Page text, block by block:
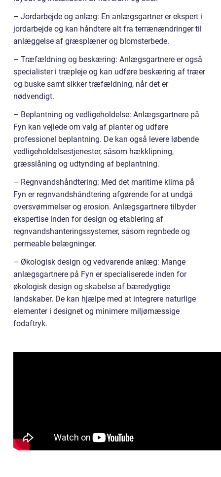
– Jordarbejde og anlæg: En anlægsgartner er ekspert i
jordarbejde og kan håndtere alt fra terrænændringer til
anlæggelse af græsplæner og blomsterbede.
– Træfældning og beskæring: Anlægsgartnere er også
specialister i træpleje og kan udføre beskæring af træer
og buske samt sikker træfældning, når det er
nødvendigt.
– Beplantning og vedligeholdelse: Anlægsgartnere på
Fyn kan vejlede om valg af planter og udføre
professionel beplantning. De kan også levere løbende
vedligeholdelsestjenester, såsom hækklipning,
græsslåning og udtynding af beplantning.
– Regnvandshåndtering: Med det maritime klima på
Fyn er regnvandshåndtering afgørende for at undgå
oversvømmelser og erosion. Anlægsgartnere tilbyder
ekspertise inden for design og etablering af
regnvandshanteringssystemer, såsom regnbede og
permeable belægninger.
– Økologisk design og vedvarende anlæg: Mange
anlægsgartnere på Fyn er specialiserede inden for
økologisk design og skabelse af bæredygtige
landskaber. De kan hjælpe med at integrere naturlige
elementer i designet og minimere miljømæssige
fodaftryk.